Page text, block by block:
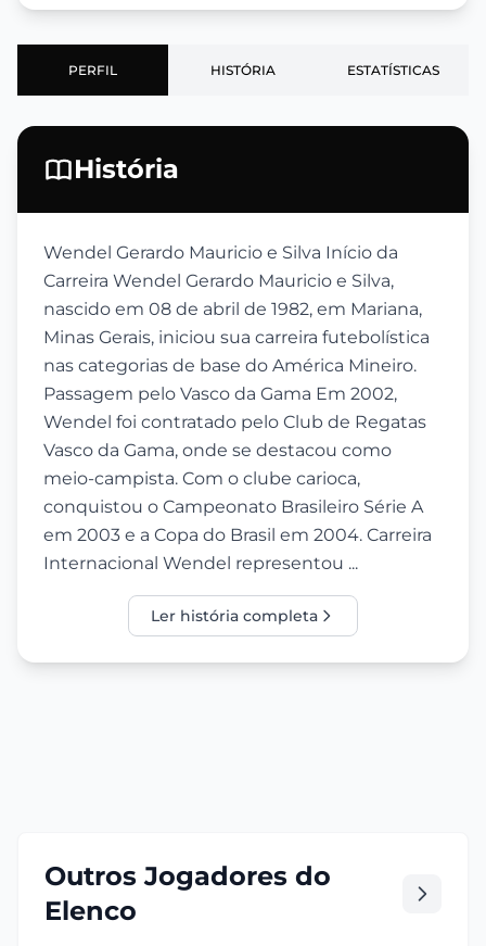
PERFIL HISTÓRIA ESTATÍSTICAS
História
Wendel Gerardo Mauricio e Silva Início da
Carreira Wendel Gerardo Mauricio e Silva,
nascido em 08 de abril de 1982, em Mariana,
Minas Gerais, iniciou sua carreira futebolística
nas categorias de base do América Mineiro.
Passagem pelo Vasco da Gama Em 2002,
Wendel foi contratado pelo Club de Regatas
Vasco da Gama, onde se destacou como
meio-campista. Com o clube carioca,
conquistou o Campeonato Brasileiro Série A
em 2003 e a Copa do Brasil em 2004. Carreira
Internacional Wendel representou ...
Ler história completa
Outros Jogadores do
Elenco